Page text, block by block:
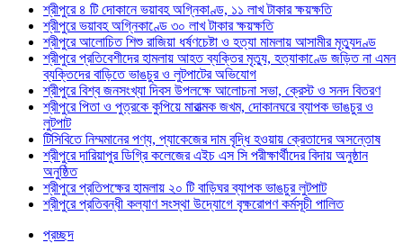
শ্রীপুরে ৪ টি দোকানে ভয়াবহ অগ্নিকাণ্ড, ১১ লাখ টাকার ক্ষয়ক্ষতি
শ্রীপুরে ভয়াবহ অগ্নিকাণ্ডে ৩০ লাখ টাকার ক্ষয়ক্ষতি
শ্রীপুরে আলোচিত শিশু রাজিয়া ধর্ষণচেষ্টা ও হত্যা মামলায় আসামীর মৃত্যুদণ্ড
শ্রীপুরে প্রতিবেশীদের হামলায় আহত ব্যক্তির মৃত্যু, হত্যাকাণ্ডে জড়িত না এমন
ব্যক্তিদের বাড়িতে ভাঙচুর ও লুটপাটের অভিযোগ
শ্রীপুরে বিশ্ব জনসংখ্যা দিবস উপলক্ষে আলোচনা সভা, ক্রেস্ট ও সনদ বিতরণ
শ্রীপুরে পিতা ও পুত্রকে কুপিয়ে মারাত্মক জখম, দোকানঘরে ব্যাপক ভাঙচুর ও
লুটপাট
টিসিবিতে নিম্মমানের পণ্য, প্যাকেজের দাম বৃদ্ধি হওয়ায় ক্রেতাদের অসন্তোষ
শ্রীপুরে দারিয়াপুর ডিগ্রি কলেজের এইচ এস সি পরীক্ষার্থীদের বিদায় অনুষ্ঠান
অনুষ্ঠিত
শ্রীপুরে প্রতিপক্ষের হামলায় ২০ টি বাড়িঘর ব্যাপক ভাঙচুর লুটপাট
শ্রীপুরে প্রতিবন্ধী কল্যাণ সংস্থা উদ্যোগে বৃক্ষরোপণ কর্মসূচী পালিত
প্রচ্ছদ